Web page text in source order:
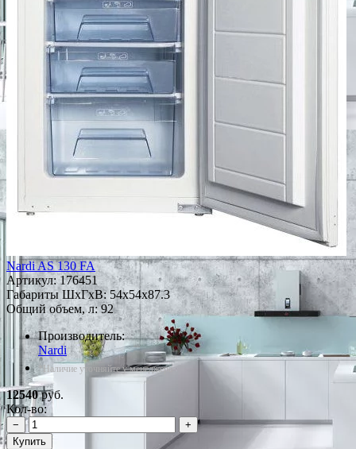
Nardi AS 130 FA
Артикул:176451
Габариты ШxГxВ: 54x54x87.3
Общий объем, л: 92
Производитель:
Nardi
*Наличие уточняйте у менеджера
12540руб.
Кол-во:
−
+
Купить